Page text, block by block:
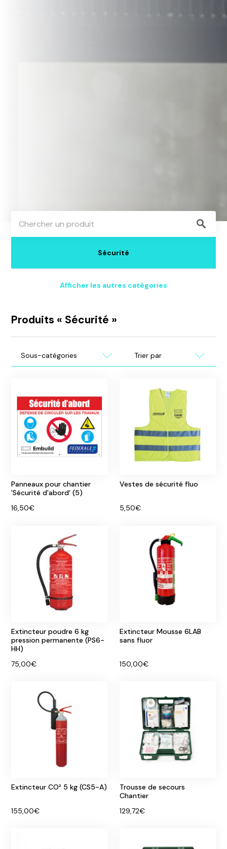
catégories
un
produit
Sécurité
Afficher les autres catégories
Produits « Sécurité »
Sous-
catégories
Chercher
un
Panneaux pour chantier
'Sécurité d'abord' (5)
16,50€
Vestes de sécurité fluo
5,50€
Extincteur poudre 6 kg
pression permanente (PS6-
HH)
75,00€
Extincteur Mousse 6LAB
sans fluor
150,00€
Extincteur CO² 5 kg (CS5-A)
155,00€
Trousse de secours
Chantier
129,72€